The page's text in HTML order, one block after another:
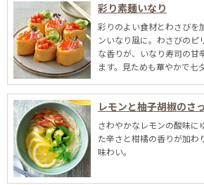
彩り素麺いなり
彩りのよい食材とわさびを
ンいなり風に。わさびのピ
な香りが、いなり寿司の甘
ます。見ためも華やかで七
レモンと柚子胡椒のさ
さわやかなレモンの酸味に
た辛さと柑橘の香りが加わ
味わい。